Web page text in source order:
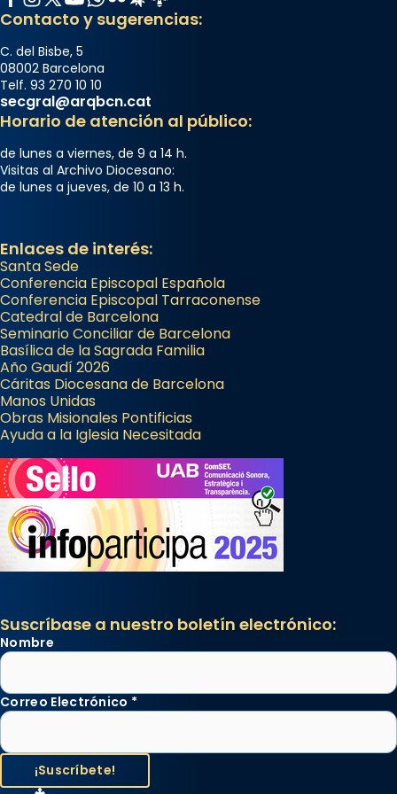
Contacto y sugerencias:
C. del Bisbe, 5
08002 Barcelona
Telf. 93 270 10 10
secgral@arqbcn.cat
Horario de atención al público:
de lunes a viernes, de 9 a 14 h.
Visitas al Archivo Diocesano:
de lunes a jueves, de 10 a 13 h.
Enlaces de interés:
Santa Sede
Conferencia Episcopal Española
Conferencia Episcopal Tarraconense
Catedral de Barcelona
Seminario Conciliar de Barcelona
Basílica de la Sagrada Familia
Año Gaudí 2026
Cáritas Diocesana de Barcelona
Manos Unidas
Obras Misionales Pontificias
Ayuda a la Iglesia Necesitada
Suscríbase a nuestro boletín electrónico:
Nombre
Correo Electrónico *